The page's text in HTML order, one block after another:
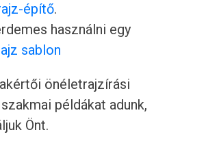
építő.
használni egy
sablon
önéletrajzírási
példákat adunk,
Önt.